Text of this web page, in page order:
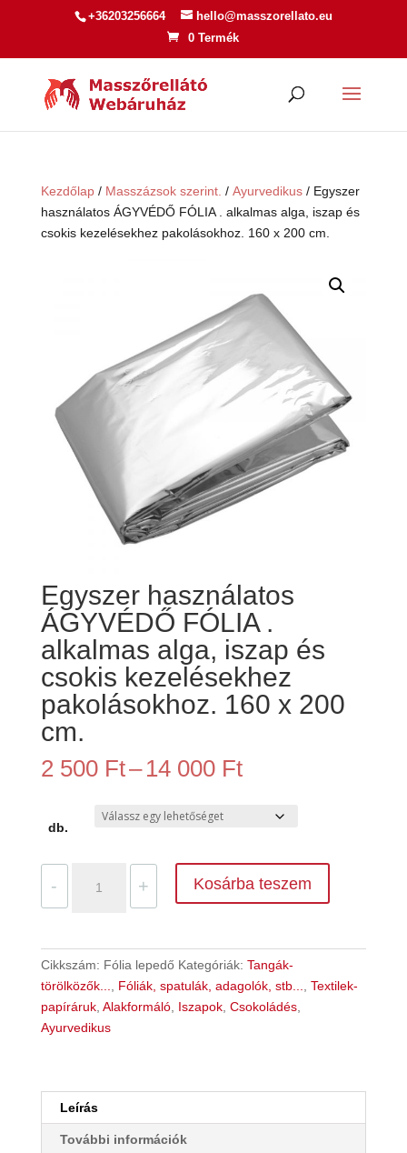
+36203256664
hello@masszorellato.eu
0 Termék
Kezdőlap/ Masszázsok szerint. / Ayurvedikus/ Egyszer
használatos ÁGYVÉDŐ FÓLIA . alkalmas alga, iszap és
csokis kezelésekhez pakolásokhoz. 160 x 200 cm.
Egyszer használatos
ÁGYVÉDŐ FÓLIA .
alkalmas alga, iszap és
csokis kezelésekhez
pakolásokhoz. 160 x 200
cm.
2 500 Ft– 14 000 FtÁrtartomány:
500 Ft
000 Ft
db.
-
használatos
pakolásokhoz.
160
x
+ Kosárba teszem
Cikkszám: Fólia lepedő Kategóriák: Tangák-
törölközők..., Fóliák, spatulák, adagolók, stb..., Textilek-
papíráruk, Alakformáló, Iszapok, Csokoládés,
Ayurvedikus
Leírás
További információk